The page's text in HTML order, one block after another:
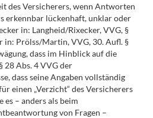
des Versicherers, wenn Antworten
erkennbar lückenhaft, unklar oder
in: Langheid/Rixecker, VVG, §
in: Prölss/Martin, VVG, 30. Aufl. §
dass im Hinblick auf die
28 Abs. 4 VVG der
dass seine Angaben vollständig
einen „Verzicht“ des Versicherers
es – anders als beim
von Fragen –